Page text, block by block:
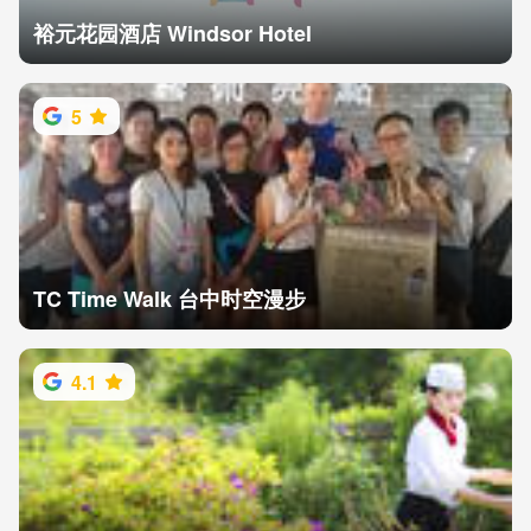
裕元花园酒店 Windsor Hotel
5
TC Time Walk 台中时空漫步
4.1